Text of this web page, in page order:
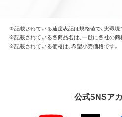
※記載されている速度表記は規格値で、実環境
※記載されている各商品名は、一般に各社の商
※記載されている価格は、希望小売価格です。
公式SNSア